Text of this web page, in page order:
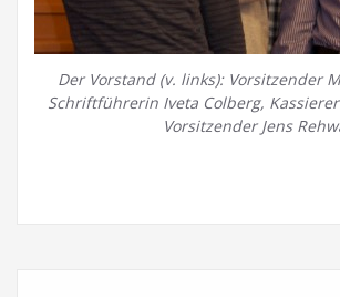
Der Vorstand (v. links): Vorsitzender
Schriftführerin Iveta Colberg, Kassierer
Vorsitzender Jens